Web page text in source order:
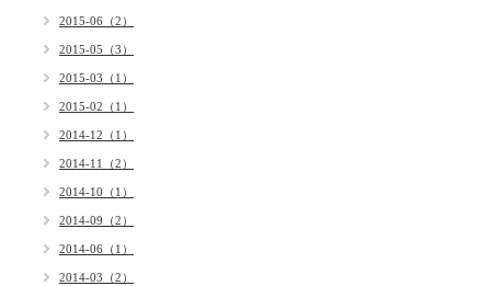
2015-06（2）
2015-05（3）
2015-03（1）
2015-02（1）
2014-12（1）
2014-11（2）
2014-10（1）
2014-09（2）
2014-06（1）
2014-03（2）